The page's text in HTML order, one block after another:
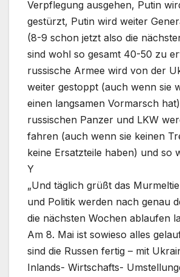
Verpflegung ausgehen, Putin
gestürzt, Putin wird weiter
(8-9 schon jetzt also die
sind wohl so gesamt 40-50 zu
russische Armee wird von der
weiter gestoppt (auch wenn sie
einen langsamen Vormarsch
russischen Panzer und LKW
fahren (auch wenn sie keinen
keine Ersatzteile haben) und so
Y
„Und täglich grüßt das
und Politik werden nach genau
die nächsten Wochen ablaufen
Am 8. Mai ist sowieso alles
sind die Russen fertig – mit
Inlands- Wirtschafts-